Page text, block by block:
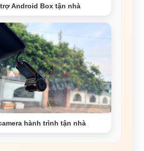
Android Box tận nhà
hành trình tận nhà